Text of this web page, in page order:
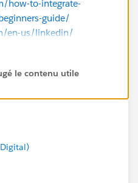
how-to-integrate-
guide/
en-us/linkedin/
le contenu utile